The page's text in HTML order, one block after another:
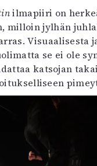
ilmapiiri on
milloin jylhän
Visuaalisesta
se ei ole
katsojan